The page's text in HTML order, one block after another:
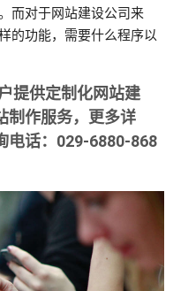
而对于网站建设公司来
的功能，需要什么程序以
提供定制化网站建
制作服务，更多详
电话：029-6880-868